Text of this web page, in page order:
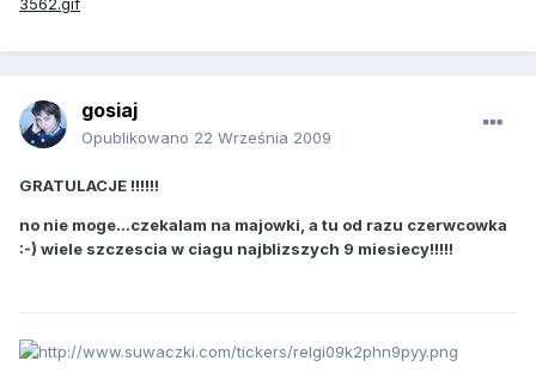
gosiaj
Opublikowano 22 Września 2009
GRATULACJE !!!!!!
no nie moge...czekalam na majowki, a tu od razu czerwcowka
:-) wiele szczescia w ciagu najblizszych 9 miesiecy!!!!!